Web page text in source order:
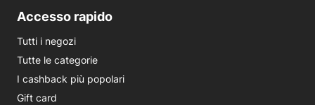
Accesso rapido
Tutti i negozi
Tutte le categorie
I cashback più popolari
Gift card